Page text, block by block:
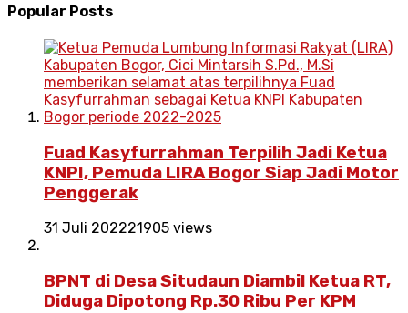
Popular Posts
Fuad Kasyfurrahman Terpilih Jadi Ketua
KNPI, Pemuda LIRA Bogor Siap Jadi Motor
Penggerak
31 Juli 202221905 views
BPNT di Desa Situdaun Diambil Ketua RT,
Diduga Dipotong Rp.30 Ribu Per KPM